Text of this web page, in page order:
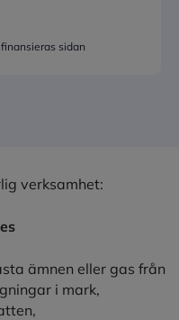
finansieras sidan
verksamhet:
ämnen eller gas från
i mark,